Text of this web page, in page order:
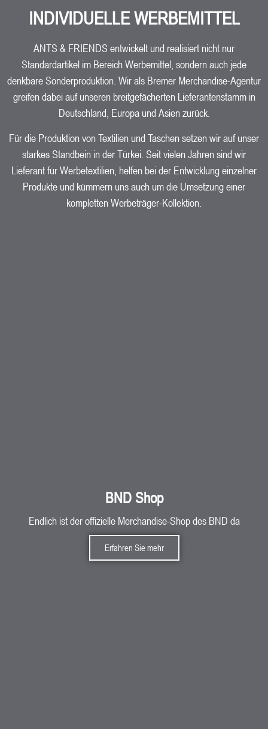
INDIVIDUELLE WERBEMITTEL
ANTS & FRIENDS entwickelt und realisiert nicht nur
Standardartikel im Bereich Werbemittel, sondern auch jede
denkbareSonderproduktion . Wir als Bremer Merchandise-Agentur
greifen dabei auf unseren breitgefächerten Lieferantenstamm in
Deutschland, Europa und Asien zurück.
Für die Produktion von Textilien und Taschen setzen wir auf unser
starkes Standbein in der Türkei. Seit vielen Jahren sind wir
Lieferant fürWerbetextilien, helfen bei der Entwicklung einzelner
Produkte und kümmern uns auch um die Umsetzung einer
kompletten Werbeträger-Kollektion.
BND Shop
Endlich ist der offizielle Merchandise-Shop des BND da
Erfahren Sie mehr